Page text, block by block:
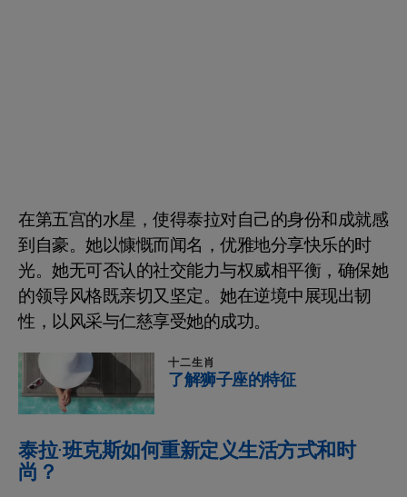
在第五宫的水星，使得泰拉对自己的身份和成就感
到自豪。她以慷慨而闻名，优雅地分享快乐的时
光。她无可否认的社交能力与权威相平衡，确保她
的领导风格既亲切又坚定。她在逆境中展现出韧
性，以风采与仁慈享受她的成功。
十二生肖
了解狮子座的特征
泰拉·班克斯如何重新定义生活方式和时
尚？